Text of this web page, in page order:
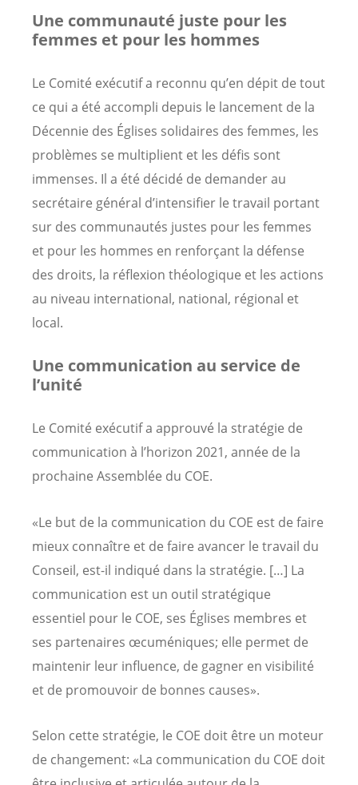
Une communauté juste pour les
femmes et pour les hommes
Le Comité exécutif a reconnu qu’en dépit de tout
ce qui a été accompli depuis le lancement de la
Décennie des Églises solidaires des femmes, les
problèmes se multiplient et les défis sont
immenses. Il a été décidé de demander au
secrétaire général d’intensifier le travail portant
sur des communautés justes pour les femmes
et pour les hommes en renforçant la défense
des droits, la réflexion théologique et les actions
au niveau international, national, régional et
local.
Une communication au service de
l’unité
Le Comité exécutif a approuvé la stratégie de
communication à l’horizon 2021, année de la
prochaine Assemblée du COE.
«Le but de la communication du COE est de faire
mieux connaître et de faire avancer le travail du
Conseil, est-il indiqué dans la stratégie. […] La
communication est un outil stratégique
essentiel pour le COE, ses Églises membres et
ses partenaires œcuméniques; elle permet de
maintenir leur influence, de gagner en visibilité
et de promouvoir de bonnes causes».
Selon cette stratégie, le COE doit être un moteur
de changement: «La communication du COE doit